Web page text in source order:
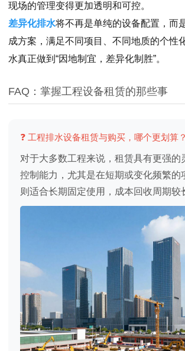
现场的管理变得更加透明和可控。
差异化排水将不再是单纯的设备配置，而
成方案，满足不同项目、不同地质的个性
水真正做到“因地制宜，差异化制胜”。
FAQ：掌握工程设备租赁的那些事
❓ 工程排水设备租赁与购买，哪个更划算？
对于大多数工程来说，租赁具有更强的
控制能力，尤其是在短期或变化频繁的
则适合长期固定使用，成本回收周期较